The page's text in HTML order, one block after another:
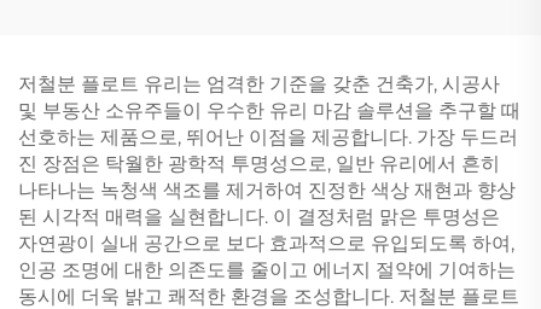
저철분 플로트 유리는 엄격한 기준을 갖춘 건축가, 시공사
및 부동산 소유주들이 우수한 유리 마감 솔루션을 추구할 때
선호하는 제품으로, 뛰어난 이점을 제공합니다. 가장 두드러
진 장점은 탁월한 광학적 투명성으로, 일반 유리에서 흔히
나타나는 녹청색 색조를 제거하여 진정한 색상 재현과 향상
된 시각적 매력을 실현합니다. 이 결정처럼 맑은 투명성은
자연광이 실내 공간으로 보다 효과적으로 유입되도록 하여,
인공 조명에 대한 의존도를 줄이고 에너지 절약에 기여하는
동시에 더욱 밝고 쾌적한 환경을 조성합니다. 저철분 플로트